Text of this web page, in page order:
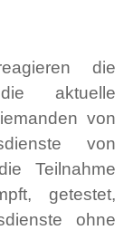
die
aktuelle
von
von
Teilnahme
getestet,
ohne